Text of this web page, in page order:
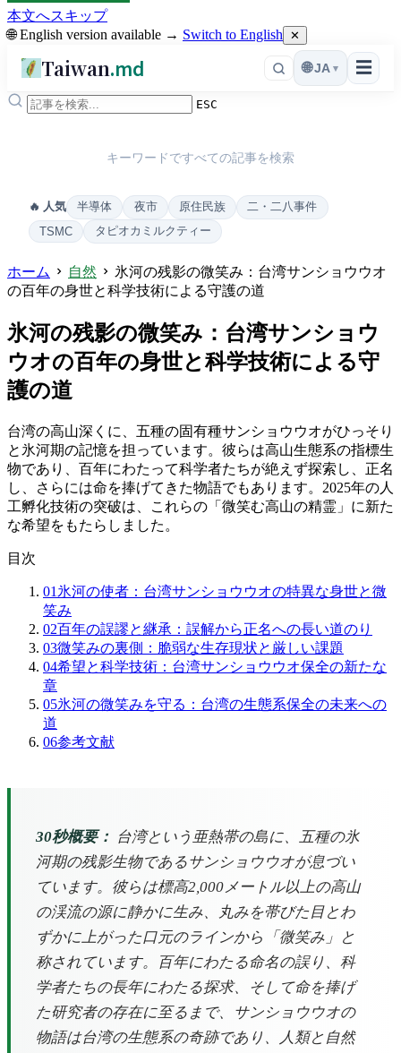
本文へスキップ
🌐 English version available → Switch to English ✕
Taiwan.md ☰
🌐 JA ▾
ESC
キーワードですべての記事を検索
🔥 人気 半導体 夜市 原住民族
二・二八事件
TSMC
タピオカミルクティー
ホーム 自然
氷河の残影の微笑み：台湾サンショウウオ
の百年の身世と科学技術による守護の道
氷河の残影の微笑み：台湾サンショウ
ウオの百年の身世と科学技術による守
護の道
台湾の高山深くに、五種の固有種サンショウウオがひっそり
と氷河期の記憶を担っています。彼らは高山生態系の指標生
物であり、百年にわたって科学者たちが絶えず探索し、正名
し、さらには命を捧げてきた物語でもあります。2025年の人
工孵化技術の突破は、これらの「微笑む高山の精霊」に新た
な希望をもたらしました。
目次
01 氷河の使者：台湾サンショウウオの特異な身世と微
笑み
02百年の誤謬と継承：誤解から正名への長い道のり
03微笑みの裏側：脆弱な生存現状と厳しい課題
04希望と科学技術：台湾サンショウウオ保全の新たな
章
05氷河の微笑みを守る：台湾の生態系保全の未来への
道
06参考文献
30秒概要：
台湾という亜熱帯の島に、五種の氷
河期の残影生物であるサンショウウオが息づい
ています。彼らは標高2,000メートル以上の高山
の渓流の源に静かに生み、丸みを帯びた目とわ
ずかに上がった口元のラインから「微笑み」と
称されています。百年にわたる命名の誤り、科
学者たちの長年にわたる探求、そして命を捧げ
た研究者の存在に至るまで、サンショウウオの
物語は台湾の生態系の奇跡であり、人類と自然